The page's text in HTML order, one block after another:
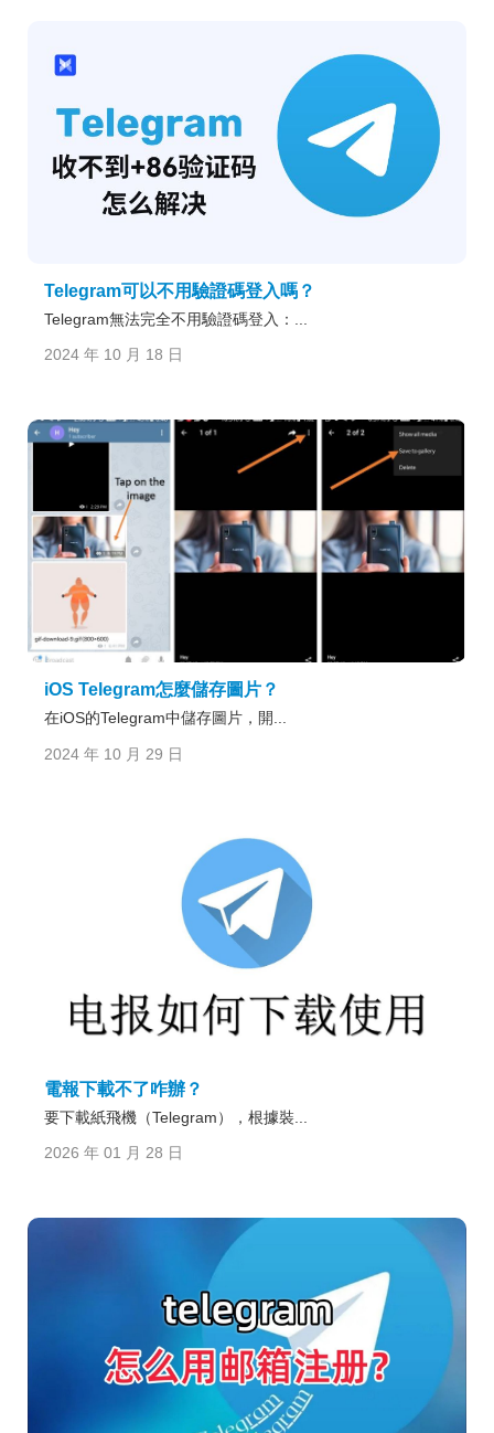
Telegram可以不用驗證碼登入嗎？
Telegram無法完全不用驗證碼登入：...
2024 年 10 月 18 日
iOS Telegram怎麼儲存圖片？
在iOS的Telegram中儲存圖片，開...
2024 年 10 月 29 日
電報下載不了咋辦？
要下載紙飛機（Telegram），根據裝...
2026 年 01 月 28 日